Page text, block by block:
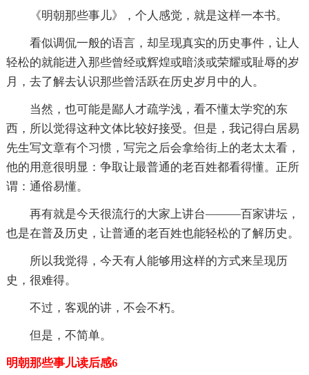
《明朝那些事儿》，个人感觉，就是这样一本书。
看似调侃一般的语言，却呈现真实的历史事件，让人
轻松的就能进入那些曾经或辉煌或暗淡或荣耀或耻辱的岁
月，去了解去认识那些曾活跃在历史岁月中的人。
当然，也可能是鄙人才疏学浅，看不懂太学究的东
西，所以觉得这种文体比较好接受。但是，我记得白居易
先生写文章有个习惯，写完之后会拿给街上的老太太看，
他的用意很明显：争取让最普通的老百姓都看得懂。正所
谓：通俗易懂。
再有就是今天很流行的大家上讲台———百家讲坛，
也是在普及历史，让普通的老百姓也能轻松的了解历史。
所以我觉得，今天有人能够用这样的方式来呈现历
史，很难得。
不过，客观的讲，不会不朽。
但是，不简单。
明朝那些事儿读后感6